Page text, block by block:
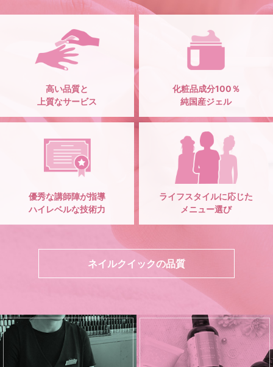
高い品質と
上質なサービス
化粧品成分100％
純国産ジェル
優秀な講師陣が指導
ハイレベルな技術力
ライフスタイルに応じた
メニュー選び
ネイルクイックの品質